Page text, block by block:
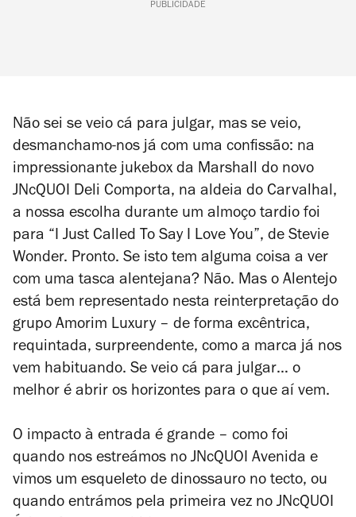
PUBLICIDADE
Não sei se veio cá para julgar, mas se veio,
desmanchamo-nos já com uma confissão: na
impressionante jukebox da Marshall do novo
JNcQUOI Deli Comporta, na aldeia do Carvalhal,
a nossa escolha durante um almoço tardio foi
para “I Just Called To Say I Love You”, de Stevie
Wonder. Pronto. Se isto tem alguma coisa a ver
com uma tasca alentejana? Não. Mas o Alentejo
está bem representado nesta reinterpretação do
grupo Amorim Luxury – de forma excêntrica,
requintada, surpreendente, como a marca já nos
vem habituando. Se veio cá para julgar… o
melhor é abrir os horizontes para o que aí vem.
O impacto à entrada é grande – como foi
quando nos estreámos no JNcQUOI Avenida e
vimos um esqueleto de dinossauro no tecto, ou
quando entrámos pela primeira vez no JNcQUOI